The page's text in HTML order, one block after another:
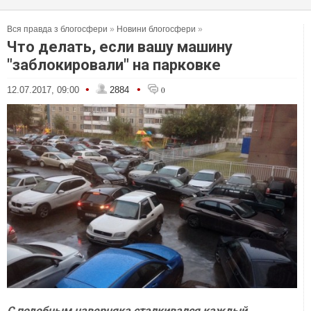
Вся правда з блогосфери » Новини блогосфери »
Что делать, если вашу машину
"заблокировали" на парковке
12.07.2017, 09:00 • 2884 • 0